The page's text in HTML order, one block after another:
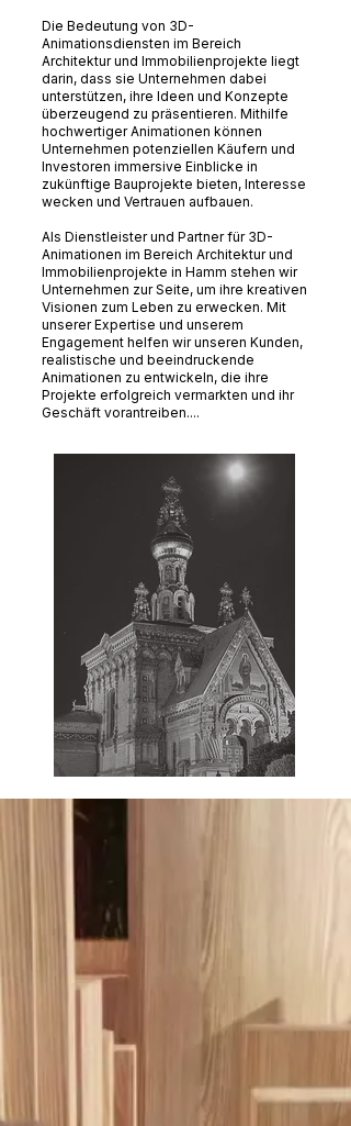
Die Bedeutung von 3D-
Animationsdiensten im Bereich
Architektur und Immobilienprojekte liegt
darin, dass sie Unternehmen dabei
unterstützen, ihre Ideen und Konzepte
überzeugend zu präsentieren. Mithilfe
hochwertiger Animationen können
Unternehmen potenziellen Käufern und
Investoren immersive Einblicke in
zukünftige Bauprojekte bieten, Interesse
wecken und Vertrauen aufbauen.
Als Dienstleister und Partner für 3D-
Animationen im Bereich Architektur und
Immobilienprojekte in Hamm stehen wir
Unternehmen zur Seite, um ihre kreativen
Visionen zum Leben zu erwecken. Mit
unserer Expertise und unserem
Engagement helfen wir unseren Kunden,
realistische und beeindruckende
Animationen zu entwickeln, die ihre
Projekte erfolgreich vermarkten und ihr
Geschäft vorantreiben....